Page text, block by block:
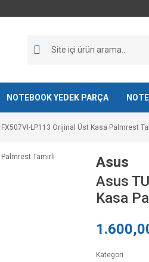
NOTEBOOK YEDEK PARÇA
LP113 Orijinal Üst Kasa Palmrest
Asus
Asus
Kasa
Kategori